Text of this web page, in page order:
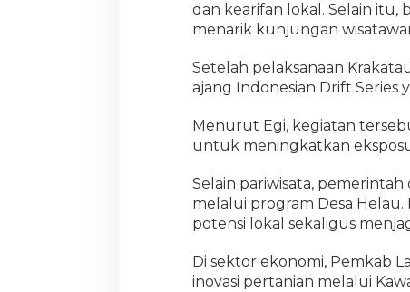
dan kearifan lokal. Selain itu,
menarik kunjungan
Setelah pelaksanaan
ajang Indonesian Drift Series
Menurut Egi, kegiatan
untuk meningkatkan
Selain pariwisata,
melalui program Desa
potensi lokal sekaligus
Di sektor ekonomi, Pemkab
inovasi pertanian melalui